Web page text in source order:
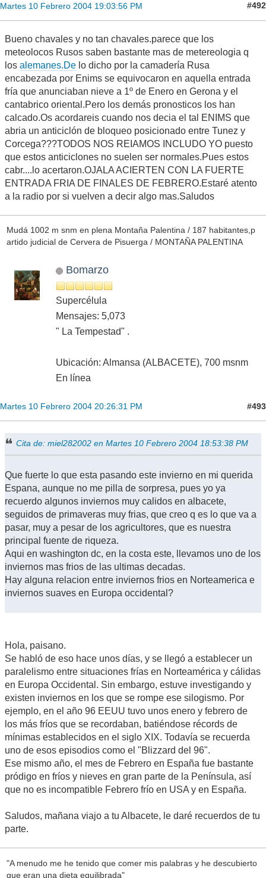
Martes 10 Febrero 2004 19:03:56 PM #492
Bueno chavales y no tan chavales.parece que los
meteolocos Rusos saben bastante mas de metereologia q
los alemanes.De lo dicho por la camadería Rusa
encabezada por Enims se equivocaron en aquella entrada
fría que anunciaban nieve a 1º de Enero en Gerona y el
cantabrico oriental.Pero los demás pronosticos los han
calcado.Os acordareis cuando nos decia el tal ENIMS que
abria un anticiclón de bloqueo posicionado entre Tunez y
Corcega???TODOS NOS REIAMOS INCLUDO YO puesto
que estos anticiclones no suelen ser normales.Pues estos
cabr....lo acertaron.OJALA ACIERTEN CON LA FUERTE
ENTRADA FRIA DE FINALES DE FEBRERO.Estaré atento
a la radio por si vuelven a decir algo mas.Saludos
Mudá 1002 m snm en plena Montaña Palentina / 187 habitantes,p
artido judicial de Cervera de Pisuerga / MONTAÑA PALENTINA
Bomarzo
Supercélula
Mensajes: 5,073
" La Tempestad" .
Ubicación: Almansa (ALBACETE), 700 msnm
En línea
Martes 10 Febrero 2004 20:26:31 PM #493
Cita de: miel282002 en Martes 10 Febrero 2004 18:53:38 PM
Que fuerte lo que esta pasando este invierno en mi querida
Espana, aunque no me pilla de sorpresa, pues yo ya
recuerdo algunos inviernos muy calidos en albacete,
seguidos de primaveras muy frias, que creo q es lo que va a
pasar, muy a pesar de los agricultores, que es nuestra
principal fuente de riqueza.
Aqui en washington dc, en la costa este, llevamos uno de los
inviernos mas frios de las ultimas decadas.
Hay alguna relacion entre inviernos frios en Norteamerica e
inviernos suaves en Europa occidental?
Hola, paisano.
Se habló de eso hace unos días, y se llegó a establecer un
paralelismo entre situaciones frías en Norteamérica y cálidas
en Europa Occidental. Sin embargo, estuve investigando y
existen inviernos en los que se rompe ese silogismo. Por
ejemplo, en el año 96 EEUU tuvo unos enero y febrero de
los más fríos que se recordaban, batiéndose récords de
mínimas establecidos en el siglo XIX. Todavía se recuerda
uno de esos episodios como el "Blizzard del 96".
Ese mismo año, el mes de Febrero en España fue bastante
pródigo en fríos y nieves en gran parte de la Península, así
que no es incompatible Febrero frío en USA y en España.
Saludos, mañana viajo a tu Albacete, le daré recuerdos de tu
parte.
"A menudo me he tenido que comer mis palabras y he descubierto
que eran una dieta equilibrada"